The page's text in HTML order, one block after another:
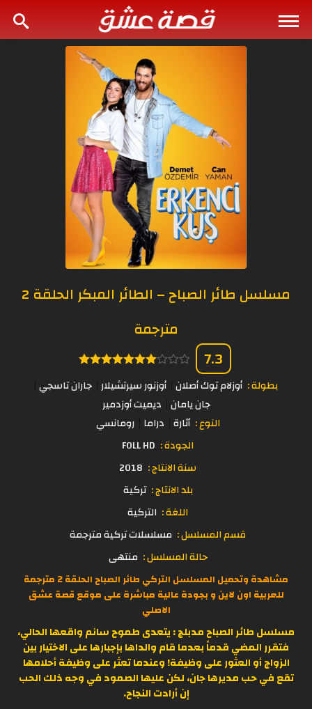
مسلسل طائر الصباح – الطائر المبكر الحلقة 2
مترجمة
7.3
بطولة : أوزلام توك أصلان أوزنور سيرتشيلار جاران تاسجي
جان يامان ديميت أوزدمير
النوع : أثارة دراما رومانسي
الجودة : FOLL HD
سنة الانتاج : 2018
بلد الانتاج : تركية
اللغة : التركية
قسم المسلسل : مسلسلات تركية مترجمة
حالة المسلسل : منتهى
مشاهدة وتحميل المسلسل التركي طائر الصباح الحلقة 2 مترجمة
للعربية اون لاين و بجودة عالية مباشرة على موقع قصة عشق
الاصلي
مسلسل طائر الصباح مدبلج : يتعدى طموح سانم واقعها الحالي،
فتقرر المضي قدماً بعدما قام والداها بإجبارها على الاختيار بين
الزواج أو العثور على وظيفة! وعندما تعثر على وظيفة أحلامها
تقع في حب مديرها جان، لكن عليها الصمود في وجه ذلك الحب
إن أرادت النجاح.